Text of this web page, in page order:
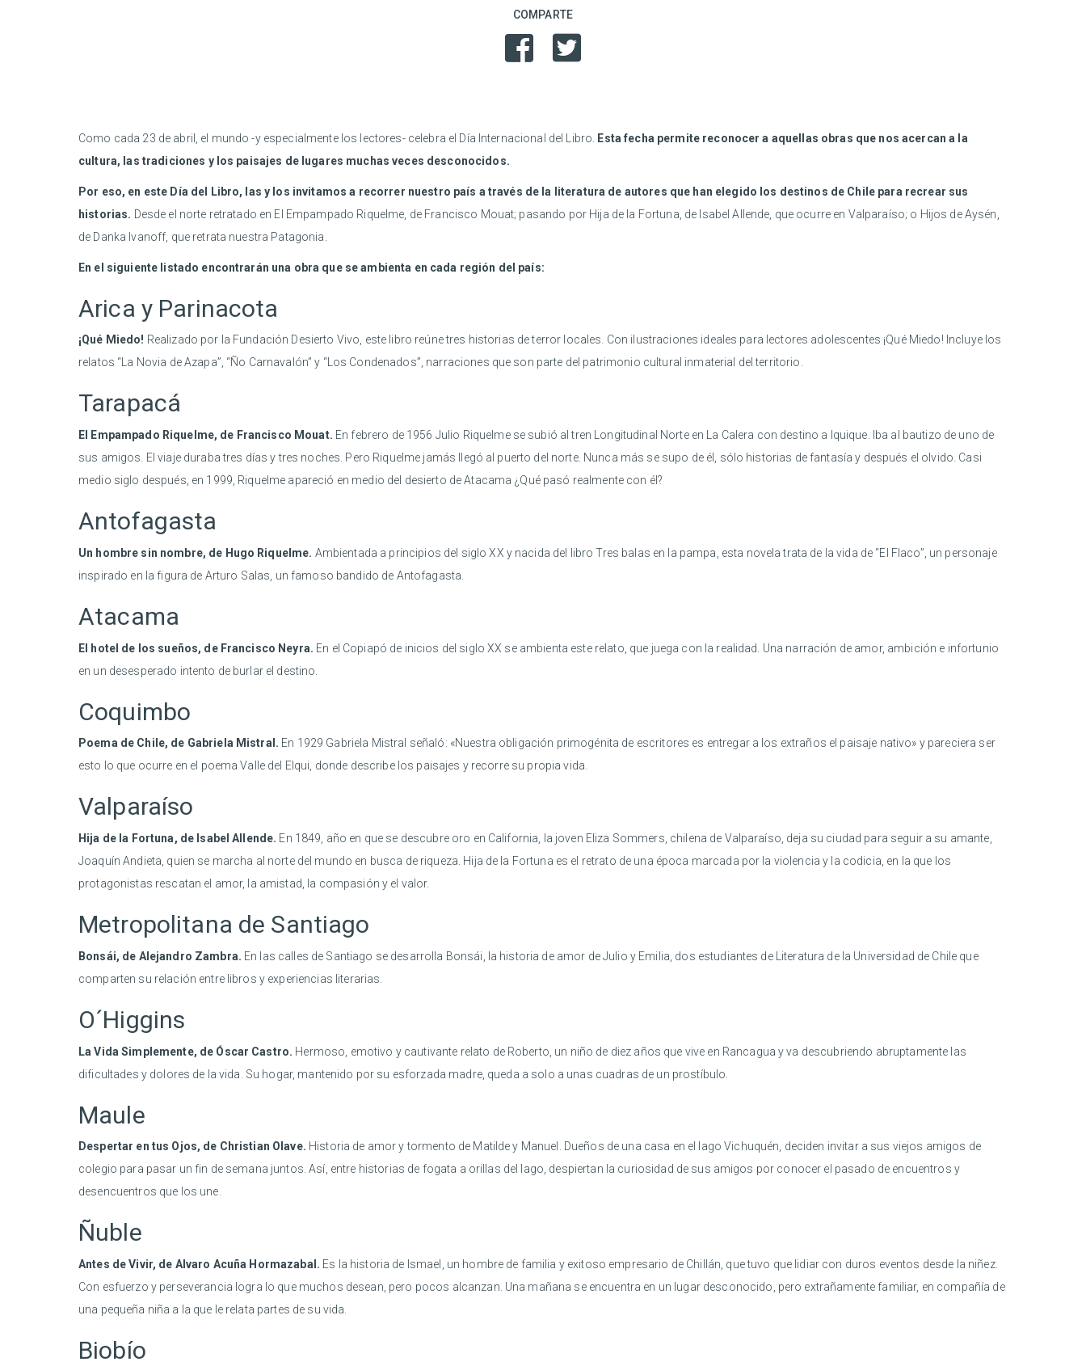
COMPARTE
Como cada 23 de abril, el mundo -y especialmente los lectores- celebra el Día Internacional del Libro.
Esta fecha permite reconocer a aquellas obras que nos acercan a la
cultura, las tradiciones y los paisajes de lugares muchas veces desconocidos.
Por eso, en este Día del Libro, las y los invitamos a recorrer nuestro país a través de la literatura de autores que han elegido los destinos de Chile para recrear sus
historias. Desde el norte retratado en El Empampado Riquelme, de Francisco Mouat; pasando por Hija de la Fortuna, de Isabel Allende, que ocurre en Valparaíso; o Hijos de Aysén,
de Danka Ivanoff, que retrata nuestra Patagonia.
En el siguiente listado encontrarán una obra que se ambienta en cada región del país:
Arica y Parinacota
¡Qué Miedo! Realizado por la Fundación Desierto Vivo, este libro reúne tres historias de terror locales. Con ilustraciones ideales para lectores adolescentes ¡Qué Miedo! Incluye los
relatos “La Novia de Azapa”, “Ño Carnavalón” y “Los Condenados”, narraciones que son parte del patrimonio cultural inmaterial del territorio.
Tarapacá
El Empampado Riquelme, de Francisco Mouat. En febrero de 1956 Julio Riquelme se subió al tren Longitudinal Norte en La Calera con destino a Iquique. Iba al bautizo de uno de
sus amigos. El viaje duraba tres días y tres noches. Pero Riquelme jamás llegó al puerto del norte. Nunca más se supo de él, sólo historias de fantasía y después el olvido. Casi
medio siglo después, en 1999, Riquelme apareció en medio del desierto de Atacama ¿Qué pasó realmente con él?
Antofagasta
Un hombre sin nombre, de Hugo Riquelme. Ambientada a principios del siglo XX y nacida del libro Tres balas en la pampa, esta novela trata de la vida de “El Flaco”, un personaje
inspirado en la figura de Arturo Salas, un famoso bandido de Antofagasta.
Atacama
El hotel de los sueños, de Francisco Neyra. En el Copiapó de inicios del siglo XX se ambienta este relato, que juega con la realidad. Una narración de amor, ambición e infortunio
en un desesperado intento de burlar el destino.
Coquimbo
Poema de Chile, de Gabriela Mistral. En 1929 Gabriela Mistral señaló: «Nuestra obligación primogénita de escritores es entregar a los extraños el paisaje nativo» y pareciera ser
esto lo que ocurre en el poema Valle del Elqui, donde describe los paisajes y recorre su propia vida.
Valparaíso
Hija de la Fortuna, de Isabel Allende. En 1849, año en que se descubre oro en California, la joven Eliza Sommers, chilena de Valparaíso, deja su ciudad para seguir a su amante,
Joaquín Andieta, quien se marcha al norte del mundo en busca de riqueza. Hija de la Fortuna es el retrato de una época marcada por la violencia y la codicia, en la que los
protagonistas rescatan el amor, la amistad, la compasión y el valor.
Metropolitana de Santiago
Bonsái, de Alejandro Zambra. En las calles de Santiago se desarrolla Bonsái, la historia de amor de Julio y Emilia, dos estudiantes de Literatura de la Universidad de Chile que
comparten su relación entre libros y experiencias literarias.
O´Higgins
La Vida Simplemente, de Óscar Castro. Hermoso, emotivo y cautivante relato de Roberto, un niño de diez años que vive en Rancagua y va descubriendo abruptamente las
dificultades y dolores de la vida. Su hogar, mantenido por su esforzada madre, queda a solo a unas cuadras de un prostíbulo.
Maule
Despertar en tus Ojos, de Christian Olave. Historia de amor y tormento de Matilde y Manuel. Dueños de una casa en el lago Vichuquén, deciden invitar a sus viejos amigos de
colegio para pasar un fin de semana juntos. Así, entre historias de fogata a orillas del lago, despiertan la curiosidad de sus amigos por conocer el pasado de encuentros y
desencuentros que los une.
Ñuble
Antes de Vivir, de Alvaro Acuña Hormazabal. Es la historia de Ismael, un hombre de familia y exitoso empresario de Chillán, que tuvo que lidiar con duros eventos desde la niñez.
Con esfuerzo y perseverancia logra lo que muchos desean, pero pocos alcanzan. Una mañana se encuentra en un lugar desconocido, pero extrañamente familiar, en compañía de
una pequeña niña a la que le relata partes de su vida.
Biobío